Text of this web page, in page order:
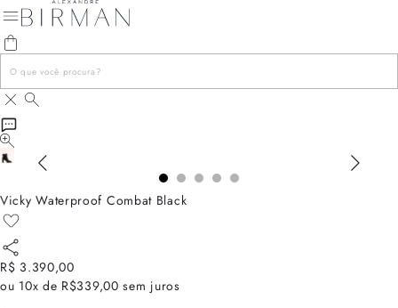
Vicky Waterproof Combat Black
R$ 3.390,00
ou 10x de R$339,00 sem juros